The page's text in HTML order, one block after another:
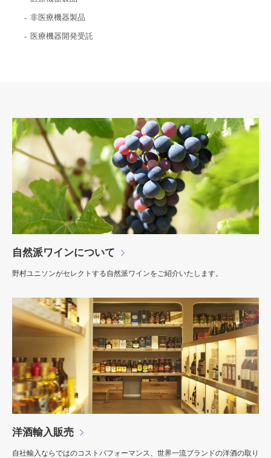
非医療機器製品
医療機器開発受託
自然派ワインについて
野村ユニソンがセレクトする自然派ワインをご紹介いたします。
洋酒輸入販売
自社輸入ならではのコストパフォーマンス、世界一流ブランドの洋酒の取り